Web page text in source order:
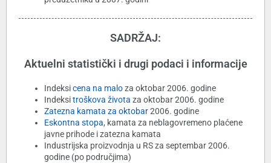
SADRŽAJ:
Aktuelni statistički i drugi podaci i informacije
Indeksicena na maloza oktobar 2006. godine
Indeksitroškova života za oktobar 2006. godine
Zatezna kamata za oktobar2006. godine
Eskontna stopa, kamata za neblagovremeno plaćene
javne prihode i zatezna kamata
Industrijska proizvodnja u RS za septembar 2006.
godine (po područjima)